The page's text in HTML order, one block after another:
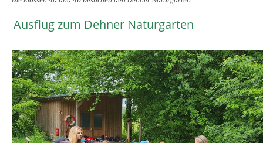
Ausflug zum Dehner Naturgarten